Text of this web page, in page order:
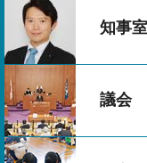
知事室
議会